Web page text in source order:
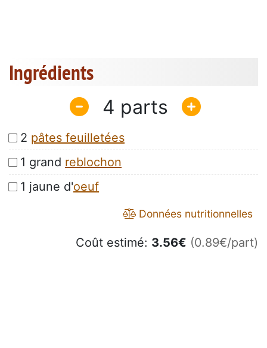
Ingrédients
4
2 pâtes feuilletées
1 grand reblochon
1 jaune d'oeuf
Données nutritionnelles
Coût estimé: 3.56€ (0.89€/part)